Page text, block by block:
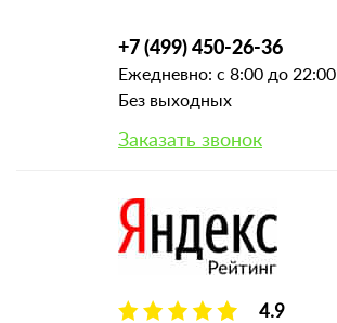
+7 (499) 450-26-36
Ежедневно: с 8:00 до 22:00
Без выходных
Заказать звонок
4.9